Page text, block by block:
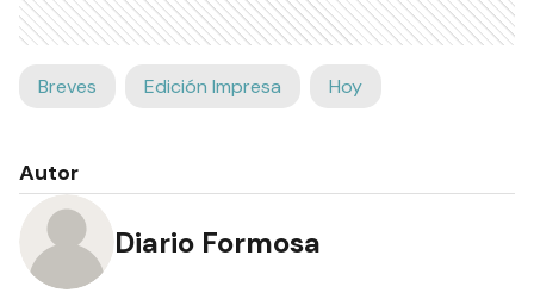
Breves Edición Impresa Hoy
Autor
Diario Formosa